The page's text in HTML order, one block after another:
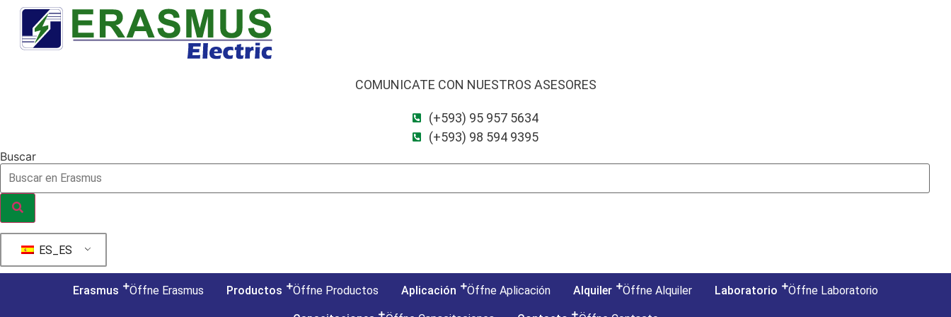
contenido
COMUNICATE CON NUESTROS ASESORES
(+593) 95 957 5634
(+593) 98 594 9395
Buscar
ES_ES
Erasmus Öffne Erasmus Productos Öffne Productos Aplicación Öffne Aplicación Alquiler Öffne Alquiler Laboratorio Öffne Laboratorio